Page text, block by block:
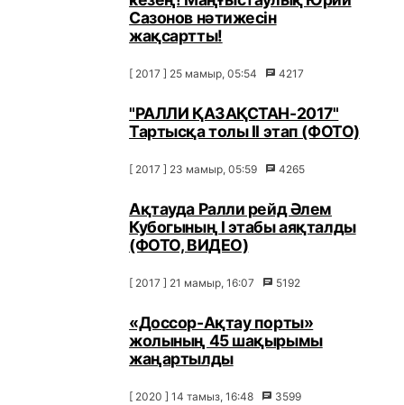
Сазонов нәтижесін
жақсартты!
[ 2017 ] 25 мамыр, 05:54 4217
"РАЛЛИ ҚАЗАҚСТАН-2017"
Тартысқа толы ІІ этап (ФОТО)
[ 2017 ] 23 мамыр, 05:59 4265
Ақтауда Ралли рейд Әлем
Кубогының I этабы аяқталды
(ФОТО, ВИДЕО)
[ 2017 ] 21 мамыр, 16:07 5192
«Доссор-Ақтау порты»
жолының 45 шақырымы
жаңартылды
[ 2020 ] 14 тамыз, 16:48 3599